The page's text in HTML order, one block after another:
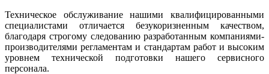
Техническое обслуживание нашими квалифицированными
специалистами отличается безукоризненным качеством,
благодаря строгому следованию разработанным компаниями-
производителями регламентам и стандартам работ и высоким
уровнем технической подготовки нашего сервисного
персонала.